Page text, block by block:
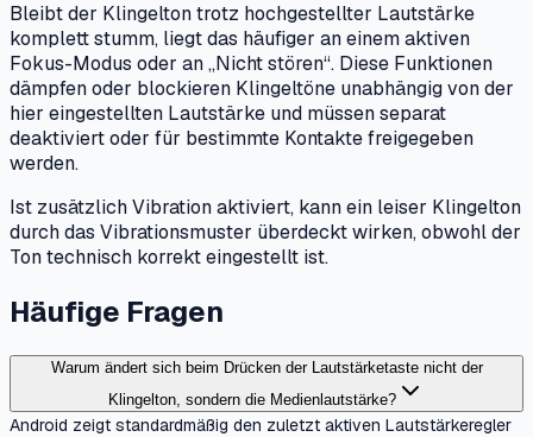
Bleibt der Klingelton trotz hochgestellter Lautstärke
komplett stumm, liegt das häufiger an einem aktiven
Fokus-Modus oder an „Nicht stören“. Diese Funktionen
dämpfen oder blockieren Klingeltöne unabhängig von der
hier eingestellten Lautstärke und müssen separat
deaktiviert oder für bestimmte Kontakte freigegeben
werden.
Ist zusätzlich Vibration aktiviert, kann ein leiser Klingelton
durch das Vibrationsmuster überdeckt wirken, obwohl der
Ton technisch korrekt eingestellt ist.
Häufige Fragen
Warum ändert sich beim Drücken der Lautstärketaste nicht der
Klingelton, sondern die Medienlautstärke?
Android zeigt standardmäßig den zuletzt aktiven Lautstärkeregler